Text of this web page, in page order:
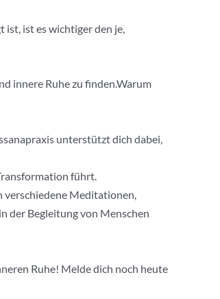
ist es wichtiger den je,
innere Ruhe zu finden.Warum
unterstützt dich dabei,
führt.
verschiedene Meditationen,
der Begleitung von Menschen
Ruhe! Melde dich noch heute